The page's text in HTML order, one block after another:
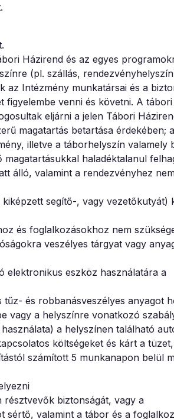
Házirend és az egyes
(pl. szállás,
az Intézmény munkatársai és a
figyelembe venni és követni. A tábori
eljárni a jelen Tábori
magatartás betartása érdekében; a
illetve a táborhelyszín valamely
haladéktalanul
álló, valamint a rendezvényhez
segítő-, vagy vezetőkutyát)
és foglalkozásokhoz nem
veszélyes tárgyat vagy
eszköz használatára a
és robbanásveszélyes anyagot
vagy a helyszínre vonatkozó
a helyszínen található
költségeket és kárt a
számított 5 munkanapon belül
biztonságát, vagy a
sértő, valamint a tábor és a